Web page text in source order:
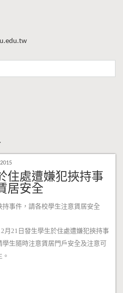
住處遭嫌犯挾持事
居安全
事件，請各校學生注意賃居安全
月21日發生學生於住處遭嫌犯挾持事
生隨時注意賃居門戶安全及注意可